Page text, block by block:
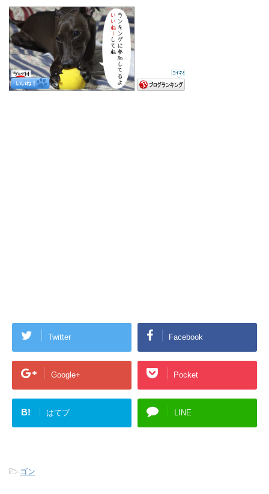
Twitter Facebook
Google+ Pocket
B! はてブ LINE
-ゴン